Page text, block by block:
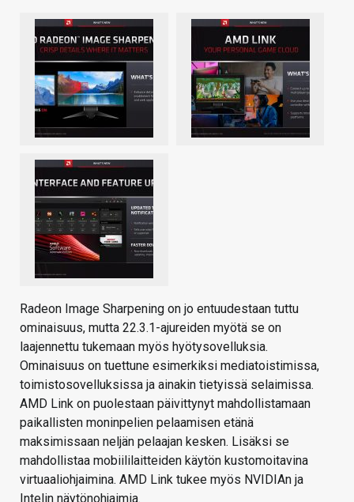
Radeon Image Sharpening on jo entuudestaan tuttu
ominaisuus, mutta 22.3.1-ajureiden myötä se on
laajennettu tukemaan myös hyötysovelluksia.
Ominaisuus on tuettune esimerkiksi mediatoistimissa,
toimistosovelluksissa ja ainakin tietyissä selaimissa.
AMD Link on puolestaan päivittynyt mahdollistamaan
paikallisten moninpelien pelaamisen etänä
maksimissaan neljän pelaajan kesken. Lisäksi se
mahdollistaa mobiililaitteiden käytön kustomoitavina
virtuaaliohjaimina. AMD Link tukee myös NVIDIAn ja
Intelin näytönohjaimia.